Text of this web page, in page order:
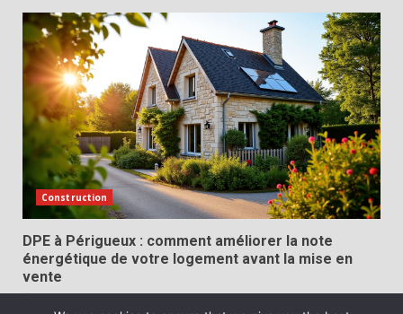
Construction
DPE à Périgueux : comment améliorer la note
énergétique de votre logement avant la mise en
vente